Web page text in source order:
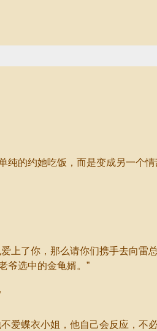
的约她吃饭，而是变成另一个情
了你，那么请你们携手去向雷
爷选中的金龟婿。”
蝶衣小姐，他自己会反应，不